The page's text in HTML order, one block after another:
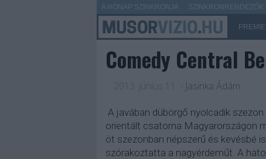
A HÓNAP SZINKRONJA SZINKRONRENDEZŐK
Comedy Central
2013. június 11. Jasinka Ádám
A javában dübörgő nyolcadik
orientált csatorna Magyarországon
öt szezonban népszerű és kevésbé
szórakoztatta a nagyérdeműt. A